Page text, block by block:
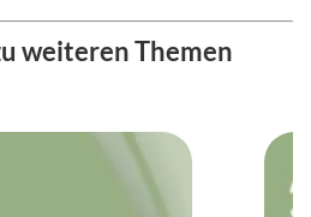
weiteren Themen